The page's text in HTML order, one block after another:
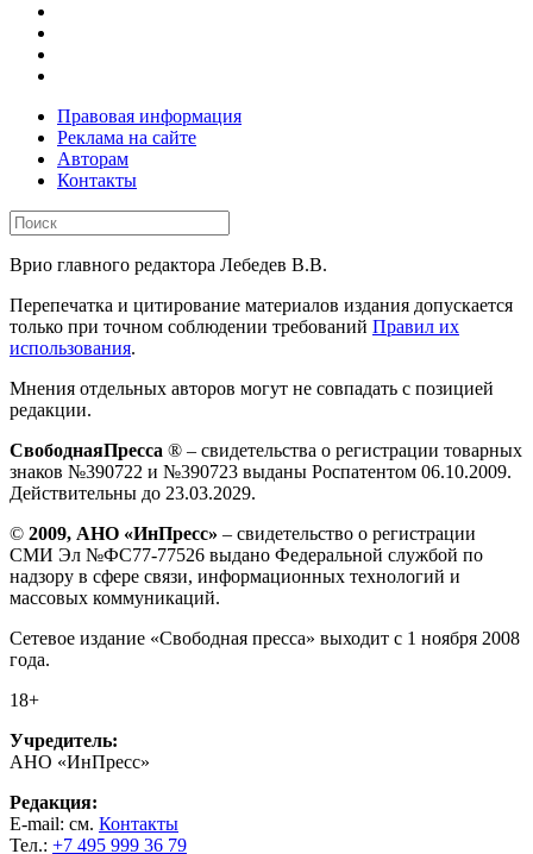
Правовая информация
Реклама на сайте
Авторам
Контакты
Врио главного редактора Лебедев В.В.
Перепечатка и цитирование материалов издания допускается
только при точном соблюдении требований Правил их
использования.
Мнения отдельных авторов могут не совпадать с позицией
редакции.
СвободнаяПресса ® – свидетельства о регистрации товарных
знаков №390722 и №390723 выданы Роспатентом 06.10.2009.
Действительны до 23.03.2029.
© 2009, АНО «ИнПресс» – свидетельство о регистрации
СМИ Эл №ФС77-77526 выдано Федеральной службой по
надзору в сфере связи, информационных технологий и
массовых коммуникаций.
Сетевое издание «Свободная пресса» выходит с 1 ноября 2008
года.
18+
Учредитель:
АНО «ИнПресс»
Редакция:
E-mail: см. Контакты
Тел.: +7 495 999 36 79